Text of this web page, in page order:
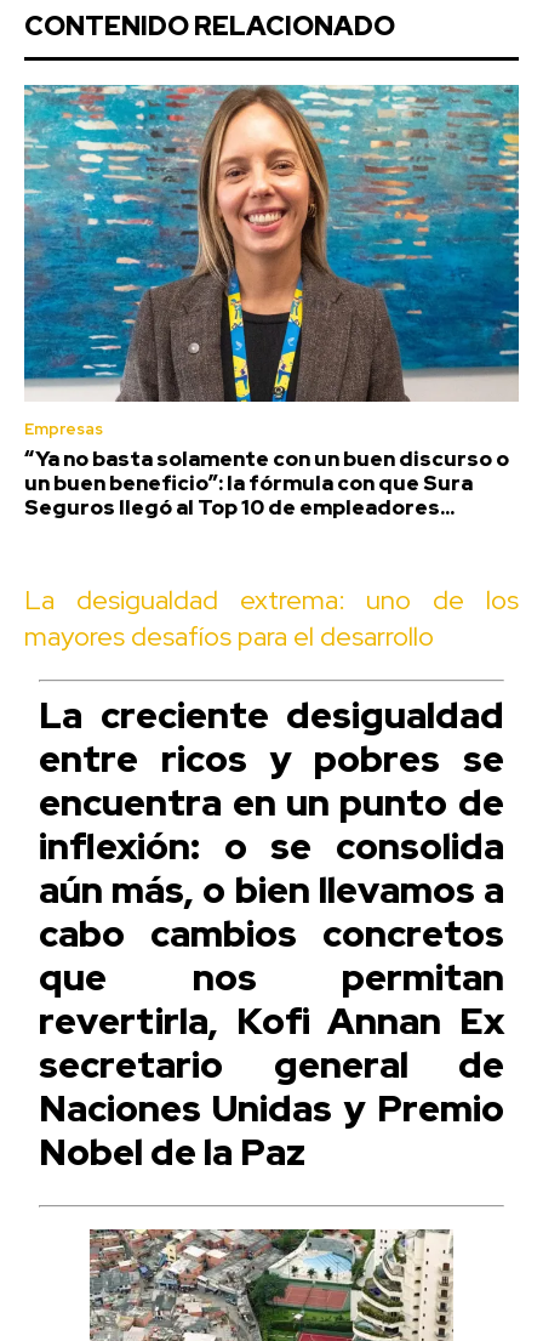
CONTENIDO RELACIONADO
Empresas
“Ya no basta solamente con un buen discurso o
un buen beneficio”: la fórmula con que Sura
Seguros llegó al Top 10 de empleadores...
La desigualdad extrema: uno de los
mayores desafíos para el desarrollo
La creciente desigualdad
entre ricos y pobres se
encuentra en un punto de
inflexión: o se consolida
aún más, o bien llevamos a
cabo cambios concretos
que nos permitan
revertirla, Kofi Annan Ex
secretario general de
Naciones Unidas y Premio
Nobel de la Paz